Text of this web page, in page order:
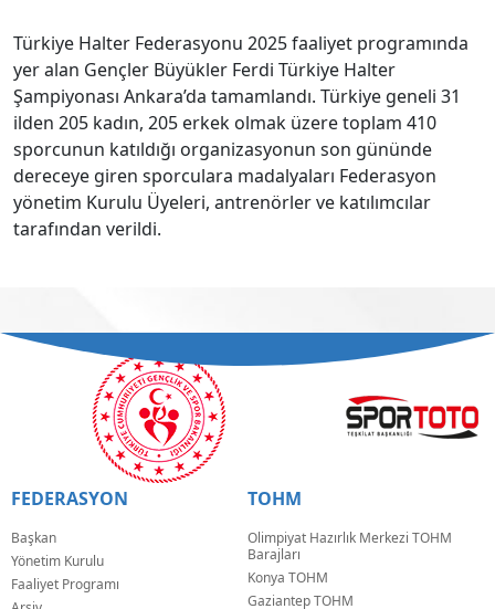
Türkiye Halter Federasyonu 2025 faaliyet programında
yer alan Gençler Büyükler Ferdi Türkiye Halter
Şampiyonası Ankara’da tamamlandı. Türkiye geneli 31
ilden 205 kadın, 205 erkek olmak üzere toplam 410
sporcunun katıldığı organizasyonun son gününde
dereceye giren sporculara madalyaları Federasyon
yönetim Kurulu Üyeleri, antrenörler ve katılımcılar
tarafından verildi.
FEDERASYON
Başkan
Yönetim Kurulu
Faaliyet Programı
TOHM
Olimpiyat Hazırlık Merkezi TOHM
Barajları
Konya TOHM
Gaziantep TOHM